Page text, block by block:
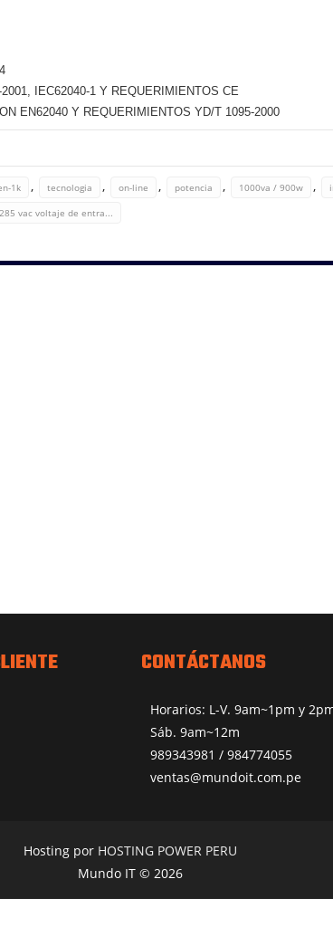
IEC62040-1 Y REQUERIMIENTOS CE
EN62040 Y REQUERIMIENTOS YD/T 1095-2000
1k , tecnologia , on-line , potencia , 1000va / 900w ,
vac voltaje de entra...
CONTÁCTANOS
Horarios: L-V. 9am~1pm y
Sáb. 9am~12m
989343981 / 984774055
ventas@mundoit.com.pe
Hosting por HOSTING POWER PERU
Mundo IT © 2026